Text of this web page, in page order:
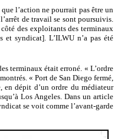
l’action ne pourrait pas être un
de travail se sont poursuivis.
des exploitants des terminaux
syndicat]. L’ILWU n’a pas été
terminaux était erroné. « L’ordre
« Port de San Diego fermé,
en dépit d’un ordre du médiateur
Los Angeles. Dans un article
se voit comme l’avant-garde